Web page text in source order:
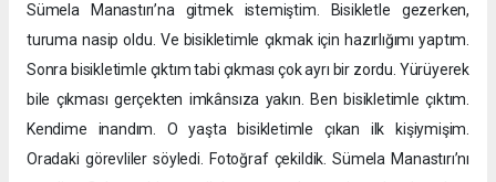
Sümela Manastırı’na gitmek istemiştim. Bisikletle gezerken,
turuma nasip oldu. Ve bisikletimle çıkmak için hazırlığımı yaptım.
Sonra bisikletimle çıktım tabi çıkması çok ayrı bir zordu. Yürüyerek
bile çıkması gerçekten imkânsıza yakın. Ben bisikletimle çıktım.
Kendime inandım. O yaşta bisikletimle çıkan ilk kişiymişim.
Oradaki görevliler söyledi. Fotoğraf çekildik. Sümela Manastırı’nı